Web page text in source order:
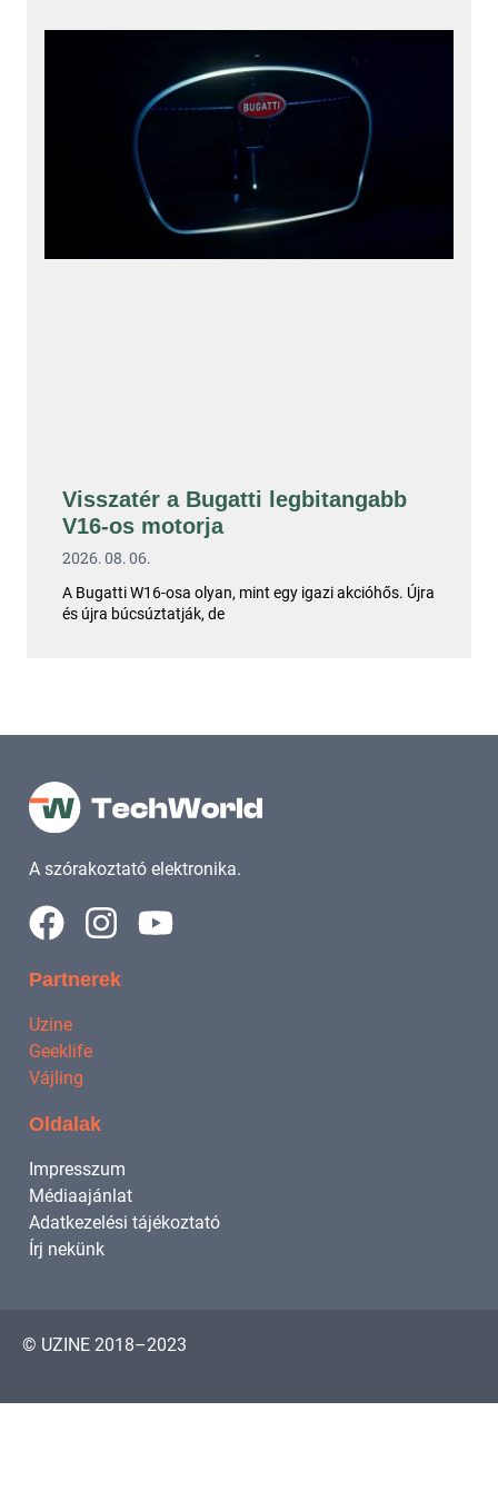
Visszatér a Bugatti legbitangabb
V16-os motorja
2026. 08. 06.
A Bugatti W16-osa olyan, mint egy igazi akcióhős. Újra
és újra búcsúztatják, de
A szórakoztató elektronika.
Partnerek
Uzine
Geeklife
Vájling
Oldalak
Impresszum
Médiaajánlat
Adatkezelési tájékoztató
Írj nekünk
© UZINE 2018–2023